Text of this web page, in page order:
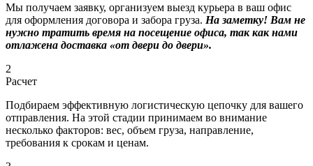
Мы получаем заявку, организуем выезд курьера в ваш офис
для оформления договора и забора груза. На заметку! Вам не
нужно тратить время на посещение офиса, так как нами
отлажена доставка «от двери до двери».
2
Расчет
Подбираем эффективную логистическую цепочку для вашего
отправления. На этой стадии принимаем во внимание
несколько факторов: вес, объем груза, направление,
требования к срокам и ценам.